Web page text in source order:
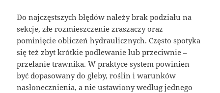
Do najczęstszych błędów należy brak podziału na
sekcje, złe rozmieszczenie zraszaczy oraz
pominięcie obliczeń hydraulicznych. Często spotyka
się też zbyt krótkie podlewanie lub przeciwnie –
przelanie trawnika. W praktyce system powinien
być dopasowany do gleby, roślin i warunków
nasłonecznienia, a nie ustawiony według jednego